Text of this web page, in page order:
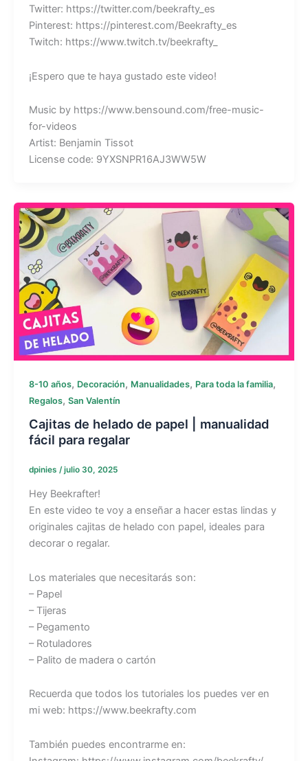
Twitter: https://twitter.com/beekrafty_es
Pinterest: https://pinterest.com/Beekrafty_es
Twitch: https://www.twitch.tv/beekrafty_
¡Espero que te haya gustado este video!
Music by https://www.bensound.com/free-music-
for-videos
Artist: Benjamin Tissot
License code: 9YXSNPR16AJ3WW5W
8-10 años, Decoración, Manualidades, Para toda la familia,
Regalos, San Valentín
Cajitas de helado de papel | manualidad
fácil para regalar
dpinies /julio 30, 2025
Hey Beekrafter!
En este video te voy a enseñar a hacer estas lindas y
originales cajitas de helado con papel, ideales para
decorar o regalar.
Los materiales que necesitarás son:
– Papel
– Tijeras
– Pegamento
– Rotuladores
– Palito de madera o cartón
Recuerda que todos los tutoriales los puedes ver en
mi web: https://www.beekrafty.com
También puedes encontrarme en: